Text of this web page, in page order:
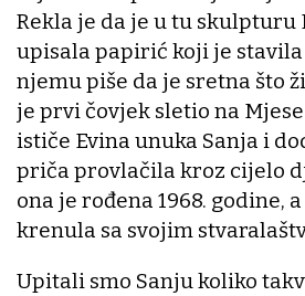
Rekla je da je u tu skulpturu
upisala papirić koji je stavila
njemu piše da je sretna što
je prvi čovjek sletio na
ističe Evina unuka Sanja i
priča provlačila kroz cijelo
ona je rođena 1968. godine,
krenula sa svojim
Upitali smo Sanju koliko